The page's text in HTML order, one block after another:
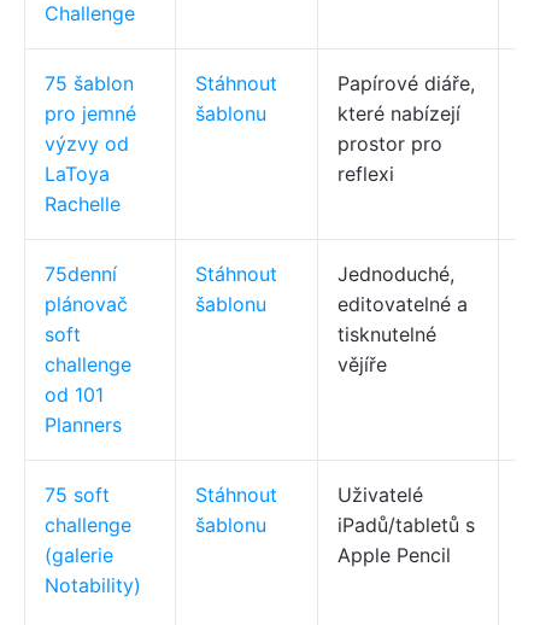
Challenge
75 šablon
pro jemné
výzvy od
LaToya
Rachelle
Stáhnout
šablonu
Papírové diáře,
které nabízejí
prostor pro
reflexi
75denní
plánovač
soft
challenge
od 101
Planners
Stáhnout
šablonu
Jednoduché,
editovatelné a
tisknutelné
vějíře
75 soft
challenge
(galerie
Notability)
Stáhnout
šablonu
Uživatelé
iPadů/tabletů s
Apple Pencil